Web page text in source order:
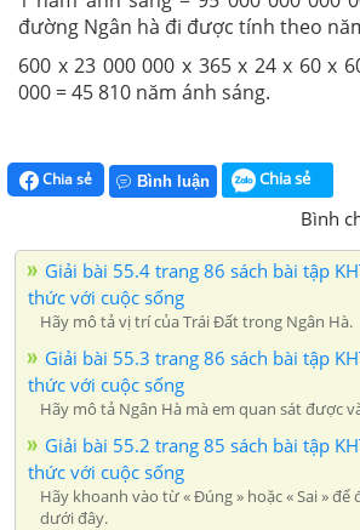
đường Ngân hà đi được tính theo
600 x 23 000 000 x 365 x 24 x 60 x
000 = 45 810 năm ánh sáng.
Chia sẻ Bình luận Chia sẻ
Bình
Giải bài 55.4 trang 86 sách bài tập
thức với cuộc sống
Hãy mô tả vị trí của Trái Đất trong Ngân Hà.
Giải bài 55.3 trang 86 sách bài tập
thức với cuộc sống
Hãy mô tả Ngân Hà mà em quan sát được
Giải bài 55.2 trang 85 sách bài tập
thức với cuộc sống
Hãy khoanh vào từ « Đúng » hoặc « Sai » để
dưới đây.